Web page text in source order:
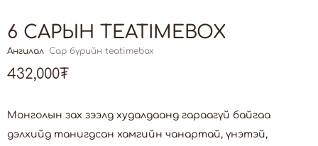
6 САРЫН TEATIMEBOX
Ангилал Сар бүрийн teatimebox
432,000₮
Монголын зах зээлд худалдаанд гараагүй байгаа
дэлхийд танигдсан хамгийн чанартай, үнэтэй,